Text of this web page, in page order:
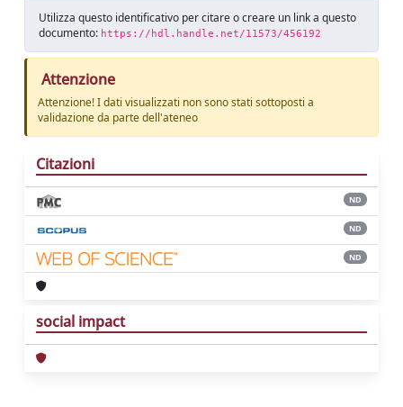
Utilizza questo identificativo per citare o creare un link a questo
documento: https://hdl.handle.net/11573/456192
Attenzione
Attenzione! I dati visualizzati non sono stati sottoposti a
validazione da parte dell'ateneo
Citazioni
ND
ND
ND
social impact